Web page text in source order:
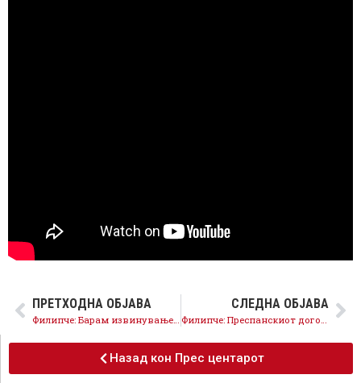
ПРЕТХОДНА ОБЈАВА
Филипче: Барам извинување од Мицкоски и ВМРО за граѓаните на Македонија!
СЛЕДНА ОБЈАВА
Филипче: Преспанскиот договор го зајакнува, а не го загрозува македонскиот идентитет
Назад кон Прес центарот